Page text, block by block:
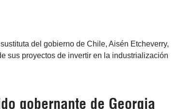
del gobierno de Chile, Aisén Etcheverry,
sus proyectos de invertir en la industrialización
gobernante de Georgia